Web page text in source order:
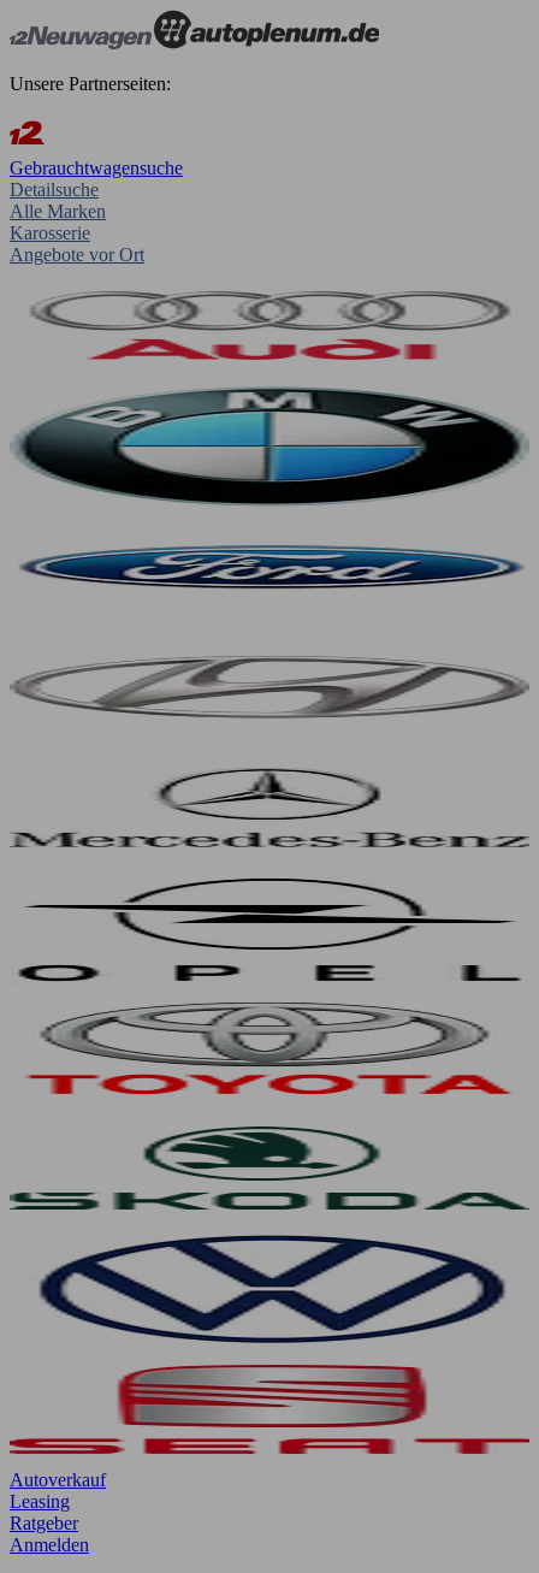
Unsere Partnerseiten:
Gebrauchtwagensuche
Detailsuche
Alle Marken
Karosserie
Angebote vor Ort
Autoverkauf
Leasing
Ratgeber
Anmelden